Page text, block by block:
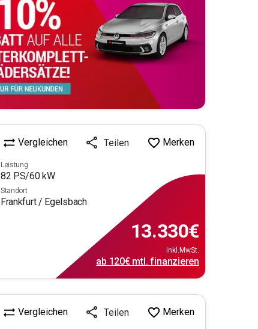
Vergleichen Teilen Merken
Leistung
82 PS/60kW
Standort
Frankfurt / Egelsbach
13.330€
inkl.MwSt.
ab 120€mtl. finanzieren
Vergleichen Teilen Merken